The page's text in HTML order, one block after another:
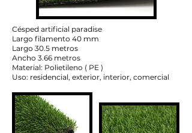
Césped artificial paradise
Largo filamento 40 mm
Largo 30.5 metros
Ancho 3.66 metros
Material: Polietileno ( PE )
Uso: residencial, exterior, interior, comercial